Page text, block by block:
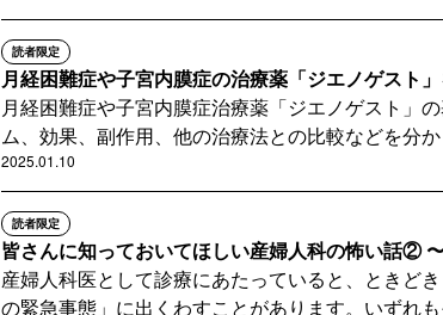
読者限定
月経困難症や子宮内膜症の治療薬「ジエノゲスト」
月経困難症や子宮内膜症治療薬「ジエノゲスト」
ム、効果、副作用、他の治療法との比較などを分
2025.01.10
読者限定
皆さんに知っておいてほしい産婦人科の怖い話②
産婦人科医として診療にあたっていると、ときど
の緊急事態」に出くわすことがあります。いずれ